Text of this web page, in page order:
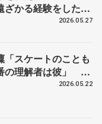
ざかる経験をした本
2026.05.27
「スケートのことも
の理解者は彼」 引
ビューで語った競技
2026.05.22